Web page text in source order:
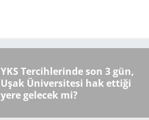
YKS Tercihlerinde son 3 gün,
Uşak Üniversitesi hak ettiği
yere gelecek mi?